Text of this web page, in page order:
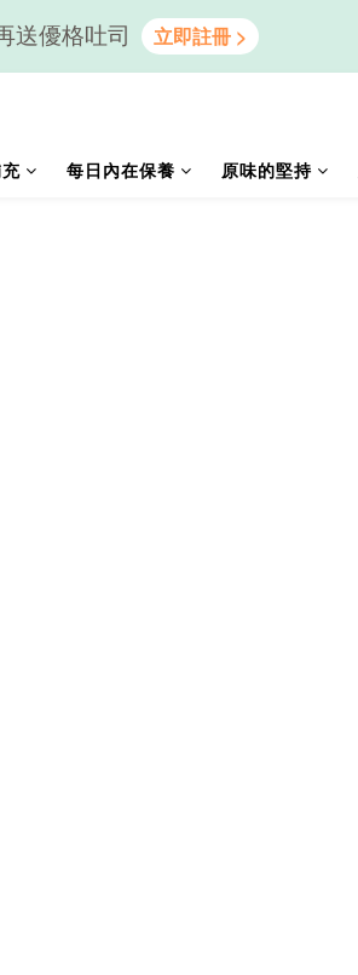
送優格吐司
每日內在保養 原味的堅持